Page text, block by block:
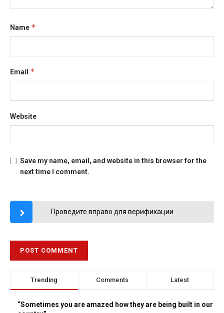
Name *
Email *
Website
Save my name, email, and website in this browser for the
next time I comment.
Проведите вправо для верификации
Trending Comments Latest
“Sometimes you are amazed how they are being built in our